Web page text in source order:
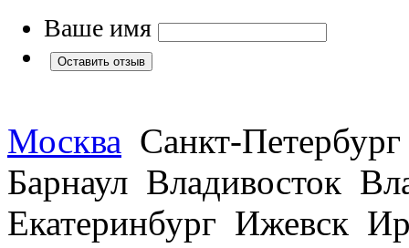
Ваше имя
Москва Санкт-
Барнаул Владивосток
Екатеринбург Ижевск